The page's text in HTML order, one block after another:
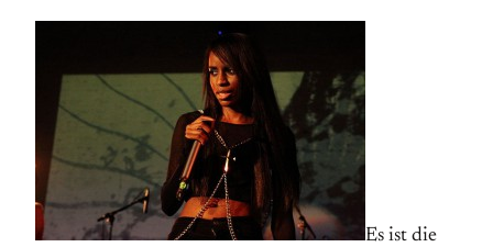
Es ist die